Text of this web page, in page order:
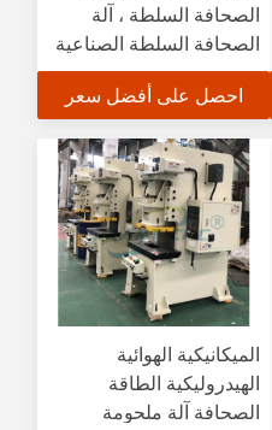
الصحافة السلطة ، آلة
الصحافة السلطة الصناعية
احصل على أفضل سعر
الميكانيكية الهوائية
الهيدروليكية الطاقة
الصحافة آلة ملحومة